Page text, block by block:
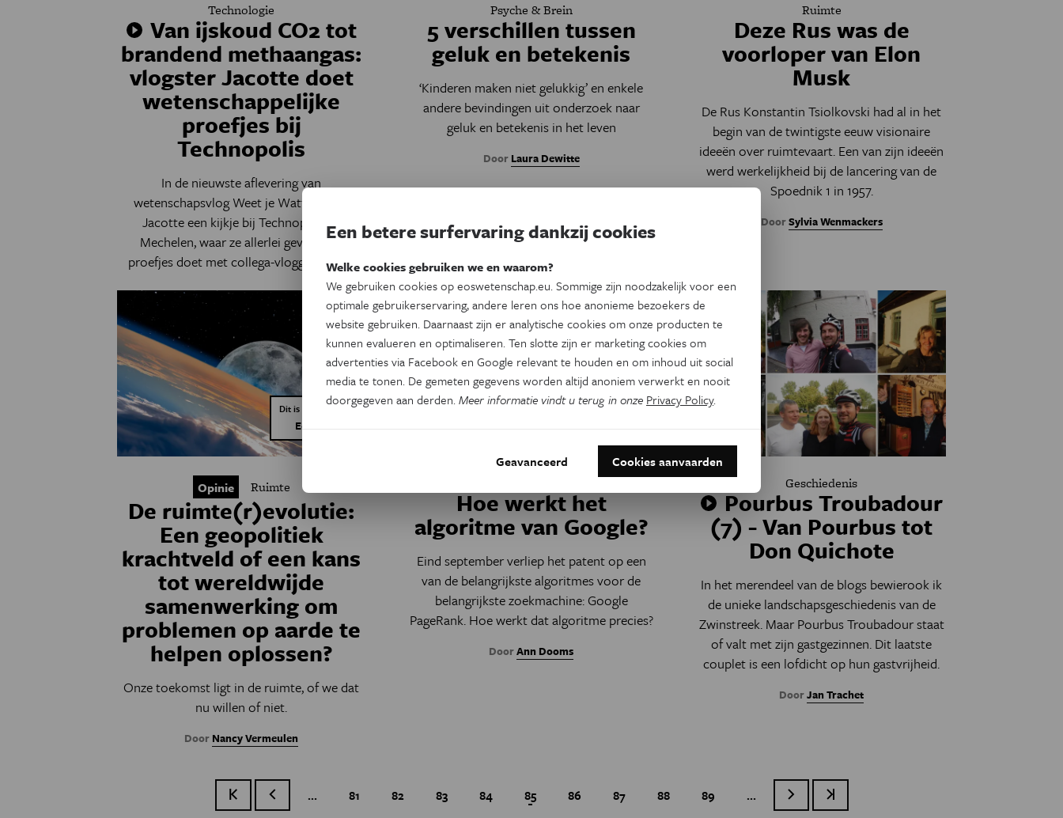
Technologie
Van ijskoud CO2 tot
brandend methaangas:
vlogster Jacotte doet
wetenschappelijke
proefjes bij
Technopolis
In de nieuwste aflevering van
wetenschapsvlog Weet je Watt? neemt
Jacotte een kijkje bij Technopolis in
Mechelen, waar ze allerlei gevaarlijke
proefjes doet met collega-vlogger Zanne.
Psyche & Brein
5 verschillen tussen
geluk en betekenis
‘Kinderen maken niet gelukkig’ en enkele
andere bevindingen uit onderzoek naar
geluk en betekenis in het leven
Door Laura Dewitte
Ruimte
Deze Rus was de
voorloper van Elon
Musk
De Rus Konstantin Tsiolkovski had al in het
begin van de twintigste eeuw visionaire
ideeën over ruimtevaart. Een van zijn ideeën
werd werkelijkheid bij de lancering van de
Spoednik 1 in 1957.
DoorSylvia Wenmackers
Dit is een artikel van:
Eos Opinie
Opinie Ruimte
De ruimte(r)evolutie:
Een geopolitiek
krachtveld of een kans
tot wereldwijde
samenwerking om
problemen op aarde te
helpen oplossen?
Onze toekomst ligt in de ruimte, of we dat
nu willen of niet.
Door Nancy Vermeulen
Dit is een artikel van:
Hoe werkt het
algoritme van Google?
Eind september verliep het patent op een
van de belangrijkste algoritmes voor de
belangrijkste zoekmachine: Google
PageRank. Hoe werkt dat algoritme precies?
DoorAnn Dooms
Geschiedenis
Pourbus Troubadour
(7) - Van Pourbus tot
Don Quichote
In het merendeel van de blogs bewierook ik
de unieke landschapsgeschiedenis van de
Zwinstreek. Maar Pourbus Troubadour staat
of valt met zijn gastgezinnen. Dit laatste
couplet is een lofdicht op hun gastvrijheid.
DoorJan Trachet
Eerste paginaVorige pagina
… Page
81 Page
82 Page
83 Page
84 Huidige pagina
85 Page
86 Page
87 Page
88 Page
89 … Volgende pagina
Laatste pagina
Een betere surfervaring dankzij cookies
Welke cookies gebruiken we en waarom?
We gebruiken cookies op eoswetenschap.eu. Sommige zijn noodzakelijk voor een
optimale gebruikerservaring, andere leren ons hoe anonieme bezoekers de
website gebruiken. Daarnaast zijn er analytische cookies om onze producten te
kunnen evalueren en optimaliseren. Ten slotte zijn er marketing cookies om
advertenties via Facebook en Google relevant te houden en om inhoud uit social
media te tonen. De gemeten gegevens worden altijd anoniem verwerkt en nooit
doorgegeven aan derden.Meer informatie vindt u terug in onze Privacy Policy.
Geavanceerd Cookies aanvaarden